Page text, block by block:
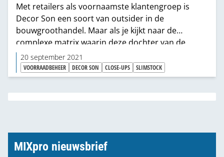
Met retailers als voornaamste klantengroep is
Decor Son een soort van outsider in de
bouwgroothandel. Maar als je kijkt naar de
complexe matrix waarin deze dochter van de
Morssinkhof-groep opereert, is het zeker een
interessante partij voor een gesprek over
voorraad en supply-chain. Slimstocks voorraad-
expert Jan Kraaijeveld spreekt met Elco van Uden
en Marc Verhagen.
20 september 2021
VOORRAADBEHEER DECOR SON CLOSE-UPS SLIMSTOCK
MIXpro nieuwsbrief